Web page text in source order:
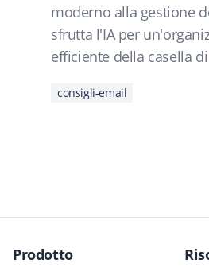
moderno alla gestione
sfrutta l'IA per
efficiente della casella
consigli-email
Prodotto